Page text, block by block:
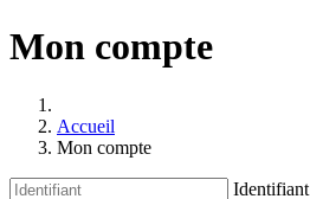
Mon compte
Accueil
Mon compte
Identifiant